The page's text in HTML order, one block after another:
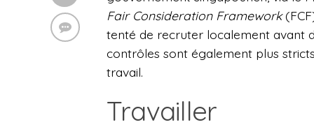
Fair Consideration Framework
tenté de recruter localement avant
contrôles sont également plus
travail.
Travailler